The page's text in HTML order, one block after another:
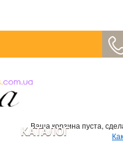
Ваша корзина пуста,
КАТАЛОГ